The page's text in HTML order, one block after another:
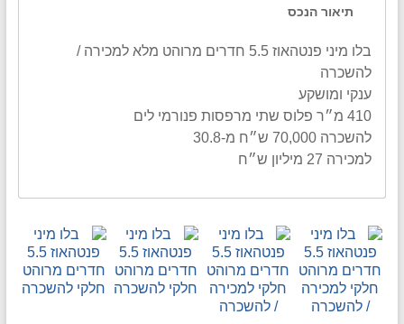
תיאור הנכס
בלו מיני פנטהאוז 5.5 חדרים מרוהט מלא למכירה /
להשכרה
ענקי ומושקע
410 מ״ר פלוס שתי מרפסות פנורמי לים
להשכרה 70,000 ש״ח מ-30.8
למכירה 27 מיליון ש״ח